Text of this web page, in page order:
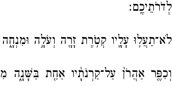
לְדֹרֹתֵיכֶֽם׃
לֹא־תַעֲל֥וּ עָלָ֛יו קְטֹ֥רֶת זָרָ֖ה וְעֹלָ֣ה וּמִנְחָ֑ה
וְכִפֶּ֤ר אַהֲרֹן֙ עַל־קַרְנֹתָ֔יו אַחַ֖ת